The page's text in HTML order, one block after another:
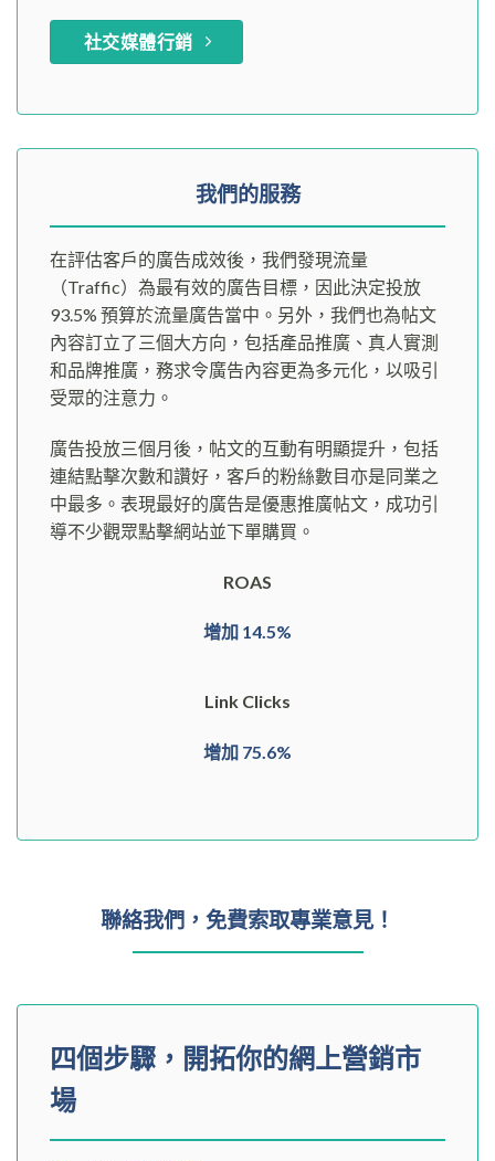
社交媒體行銷
我們的服務
在評估客戶的廣告成效後，我們發現流量
（Traffic）為最有效的廣告目標，因此決定投放
93.5% 預算於流量廣告當中。另外，我們也為帖文
內容訂立了三個大方向，包括產品推廣、真人實測
和品牌推廣，務求令廣告內容更為多元化，以吸引
受眾的注意力。
廣告投放三個月後，帖文的互動有明顯提升，包括
連結點擊次數和讚好，客戶的粉絲數目亦是同業之
中最多。表現最好的廣告是優惠推廣帖文，成功引
導不少觀眾點擊網站並下單購買。
ROAS
增加 14.5%
Link Clicks
增加 75.6%
聯絡我們，免費索取專業意見！
四個步驟，開拓你的網上營銷市
場